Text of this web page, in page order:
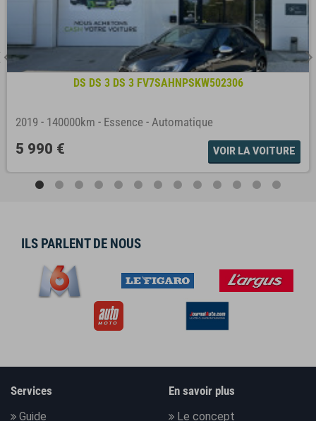
DS DS 3 DS 3 FV7SAHNPSKW502306
2019 - 140000km - Essence - Automatique
5 990 € VOIR LA VOITURE
ILS PARLENT DE NOUS
Services
Guide
En savoir plus
Le concept